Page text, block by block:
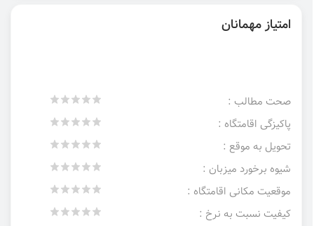
امتیاز مهمانان
صحت مطالب :
پاکیزگی اقامتگاه :
تحویل به موقع :
شیوه برخورد میزبان :
موقعیت مکانی اقامتگاه :
کیفیت نسبت به نرخ :